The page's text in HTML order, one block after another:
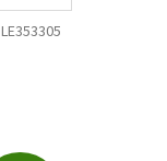
LE353305